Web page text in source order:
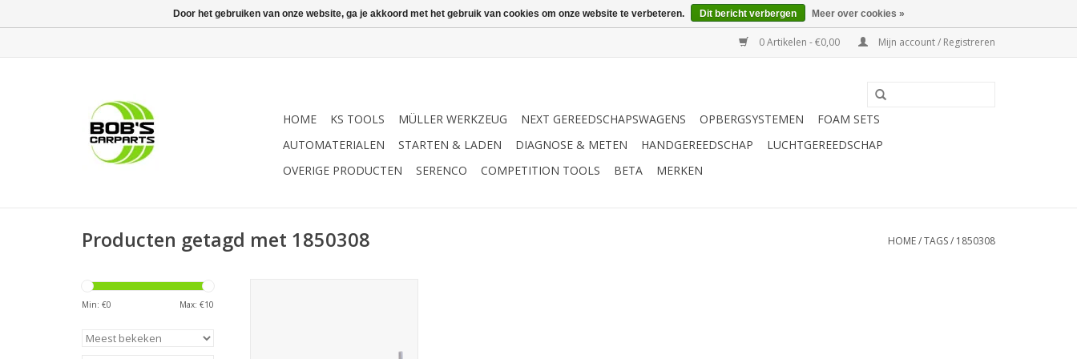
0 Artikelen - €0,00 Mijn account / Registreren
HOME KS TOOLS MÜLLER WERKZEUG NEXT GEREEDSCHAPSWAGENS OPBERGSYSTEMEN
FOAM SETS
AUTOMATERIALEN
STARTEN & LADEN DIAGNOSE & METEN HANDGEREEDSCHAP
LUCHTGEREEDSCHAP
OVERIGE PRODUCTEN
SERENCO COMPETITION TOOLS BETA MERKEN
Producten getagd met 1850308 HOME/TAGS/ 1850308
Min: €0 Max: €10
Door het gebruiken van onze website, ga je akkoord met het gebruik van cookies om onze website te verbeteren. Dit bericht verbergen Meer over cookies »